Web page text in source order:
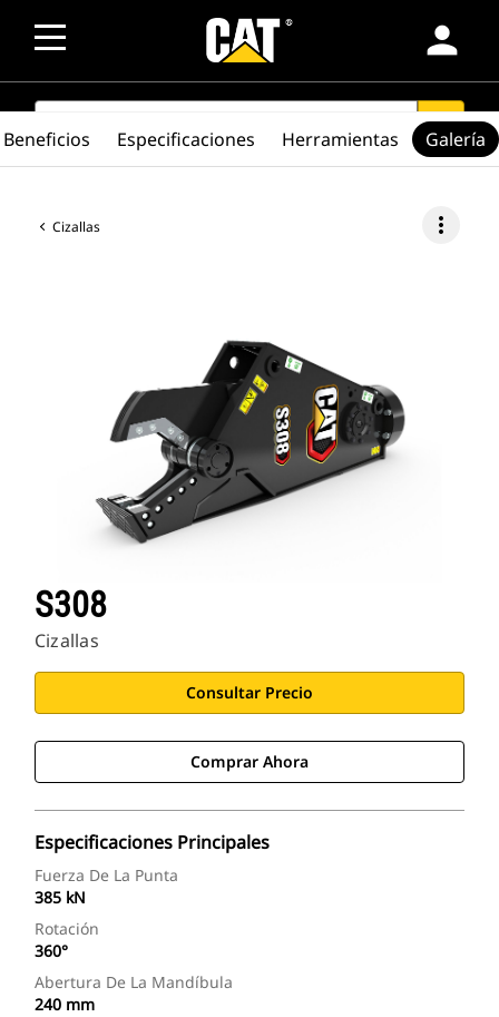
person
SEARCH search
Cizallas more_vert
S308
Cizallas
Consultar Precio
Comprar Ahora
Especificaciones Principales
Fuerza De La Punta
385 kN
Rotación
360°
Abertura De La Mandíbula
240 mm
Beneficios Especificaciones Herramientas Galería